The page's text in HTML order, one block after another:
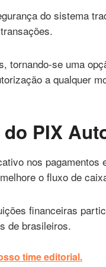
do sistema
tornando-se uma
a qualquer
PIX
nos
o fluxo de
financeiras
de brasileiros.
time editorial.